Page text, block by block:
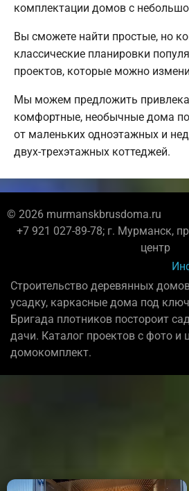
комплектации домов с
Вы сможете найти простые, но
классические планировки
проектов, которые можно
Мы можем предложить
комфортные, необычные дома
от маленьких одноэтажных и
двух-трехэтажных коттеджей.
© 2026 murmanskbrusdoma.ru
+7 921 027-89-78; г. Мурманск,
центр
Строительство деревянных
усадку, каркасные дома под
Бригада плотников постороит
дачи. Каталог проектов с фото и
домокомплект.